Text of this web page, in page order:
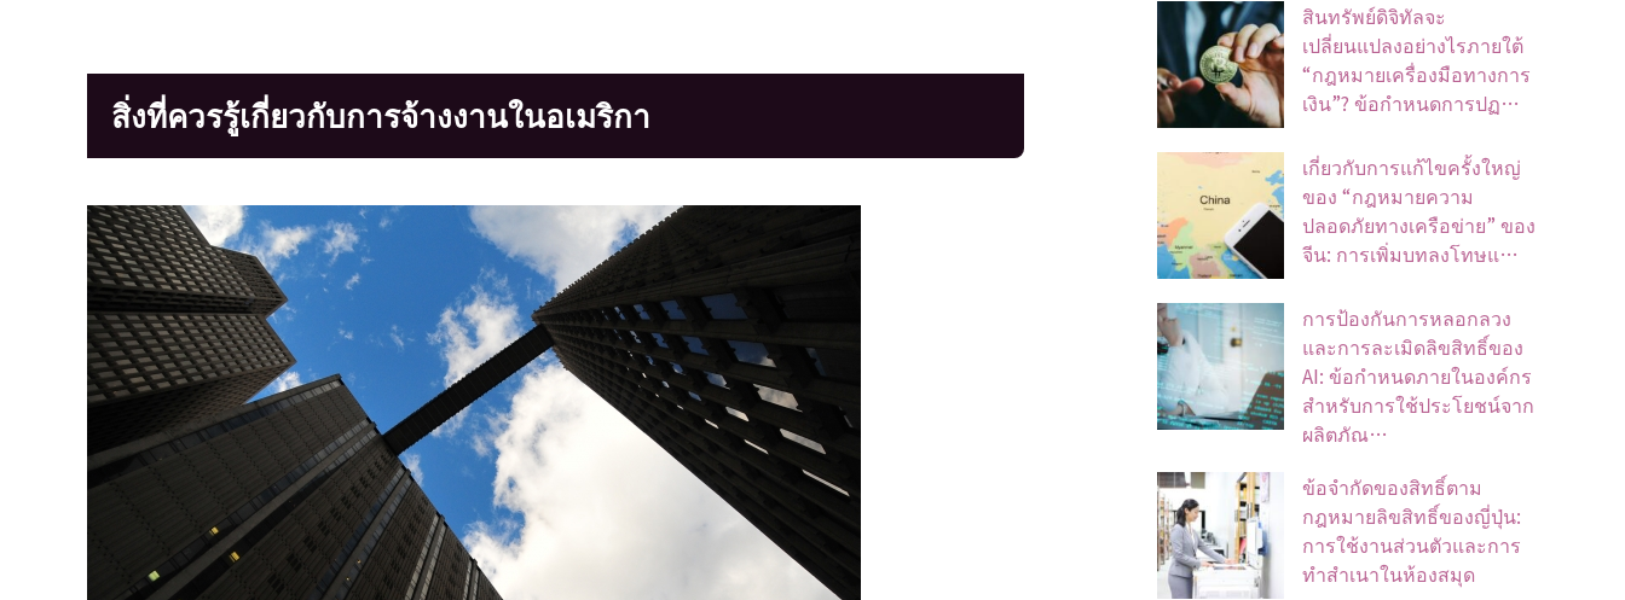
สิ่งที่ควรรู้เกี่ยวกับการจ้างงานในอเมริกา
สินทรัพย์ดิจิทัลจะ
เปลี่ยนแปลงอย่างไรภายใต้
“กฎหมายเครื่องมือทางการ
เงิน”? ข้อกำหนดการปฏ…
เกี่ยวกับการแก้ไขครั้งใหญ่
ของ “กฎหมายความ
ปลอดภัยทางเครือข่าย” ของ
จีน: การเพิ่มบทลงโทษแ…
การป้องกันการหลอกลวง
และการละเมิดลิขสิทธิ์ของ
AI: ข้อกำหนดภายในองค์กร
สำหรับการใช้ประโยชน์จาก
ผลิตภัณ…
ข้อจํากัดของสิทธิ์ตาม
กฎหมายลิขสิทธิ์ของญี่ปุ่น:
การใช้งานส่วนตัวและการ
ทําสําเนาในห้องสมุด